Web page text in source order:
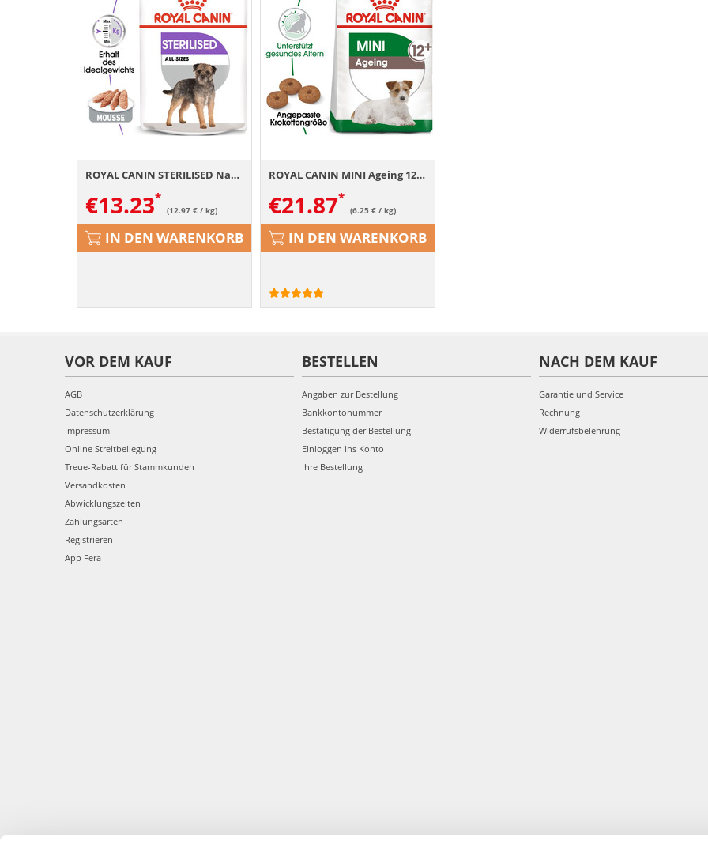
ROYAL CANIN STERILISED Nassfutter für kastrierte Hunde Mousse 12 x 85 g
€13.23 (12.97 € / kg)
IN DEN WARENKORB
ROYAL CANIN MINI Ageing 12+ Trockenfutter für ausgewachsene Hunde, kleine Rassen 3,5 kg
€21.87 (6.25 € / kg)
IN DEN WARENKORB
VOR DEM KAUF
AGB
Datenschutzerklärung
Impressum
Online Streitbeilegung
Treue-Rabatt für Stammkunden
Versandkosten
Abwicklungszeiten
Zahlungsarten
Registrieren
App Fera
BESTELLEN
Angaben zur Bestellung
Bankkontonummer
Bestätigung der Bestellung
Einloggen ins Konto
Ihre Bestellung
NACH DEM KAUF
Garantie und Service
Rechnung
Widerrufsbelehrung